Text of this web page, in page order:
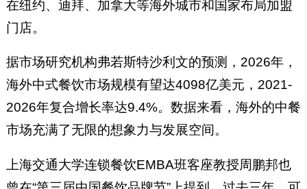
在纽约、迪拜、加拿大等海外城市和国家布局加盟
门店。
据市场研究机构弗若斯特沙利文的预测，2026年，
海外中式餐饮市场规模有望达4098亿美元，2021-
2026年复合增长率达9.4%。数据来看，海外的中餐
市场充满了无限的想象力与发展空间。
上海交通大学连锁餐饮EMBA班客座教授周鹏邦也